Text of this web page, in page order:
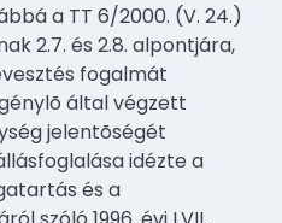
a TT 6/2000. (V. 24.)
2.7. és 2.8. alpontjára,
fogalmát
által végzett
jelentõségét
idézte a
és a